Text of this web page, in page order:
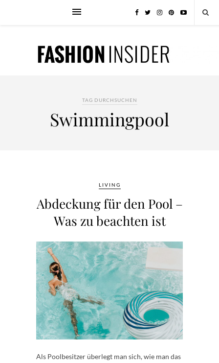
TAG DURCHSUCHEN
Swimmingpool
LIVING
Abdeckung für den Pool –
Was zu beachten ist
Als Poolbesitzer überlegt man sich, wie man das